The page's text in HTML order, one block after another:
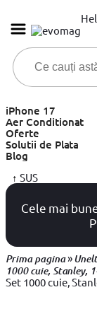
iPhone 17
Aer Conditionat
Oferte
Solutii de Plata
Blog
↑ SUS
Cele mai
Prima pagina»
1000 cuie, Stanley,
Set 1000 cuie,